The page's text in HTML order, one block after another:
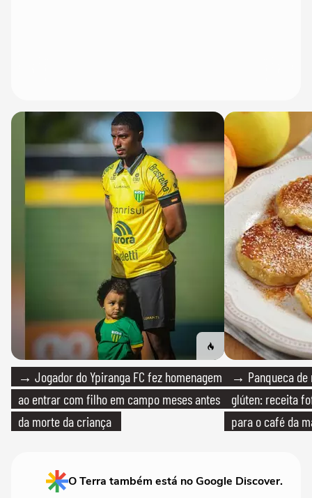
→ Jogador do Ypiranga FC fez homenagem
ao entrar com filho em campo meses antes
da morte da criança
→ Panqueca de
glúten: receita
para o café da
O Terra também está no Google Discover.